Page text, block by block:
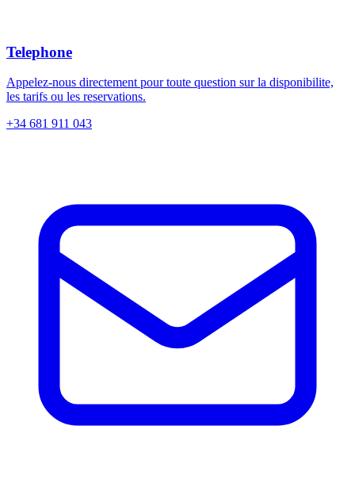
Telephone
Appelez-nous directement pour toute question sur la disponibilite,
les tarifs ou les reservations.
+34 681 911 043